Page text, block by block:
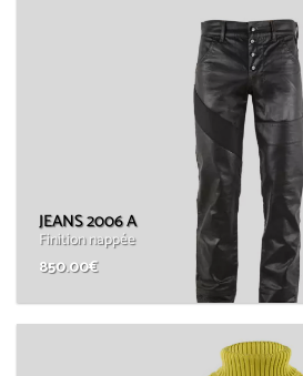
JEANS 2006 A
Finition nappée
850.00€